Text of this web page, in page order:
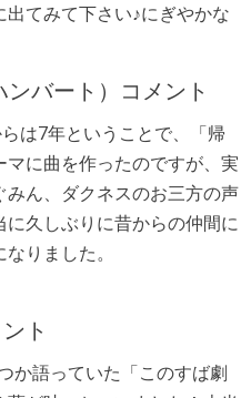
てみて下さい♪にぎやかな
バート）コメント
は7年ということで、「帰
に曲を作ったのですが、実
ん、ダクネスのお三方の声
久しぶりに昔からの仲間に
りました。
ト
か語っていた「このすば劇